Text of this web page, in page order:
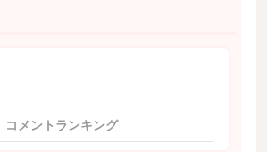
コメントランキング